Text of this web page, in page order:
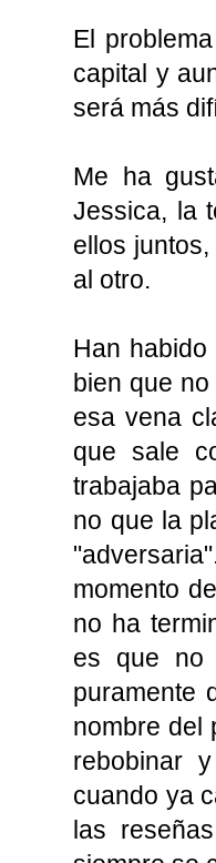
El
capital y
será más
Me ha
Jessica, la
ellos
al otro.
Han
bien que
esa vena
que sale
trabajaba
no que la
momento
no ha
es que no
puramente
nombre del
rebobinar
cuando ya
las